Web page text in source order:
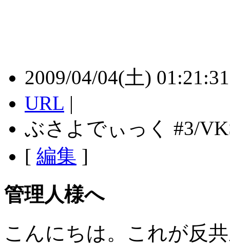
2009/04/04(土)
URL |
ぶさよでぃっく #3/
[ 編集 ]
管理人様へ
こんにちは。これが反